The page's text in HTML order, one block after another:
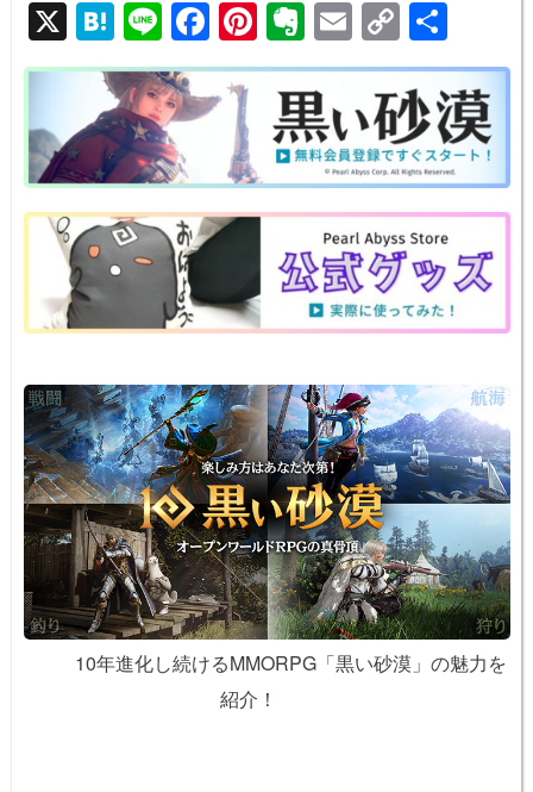
X H
at
e
n
a
Li
n
e
F
a
c
b
o
o
k
Pi
nt
er
e
st
E
v
er
n
ot
e
E
m
ail
C
o
p
y
Li
n
k
有
10年進化し続けるMMORPG「黒い砂漠」の魅力を
紹介！